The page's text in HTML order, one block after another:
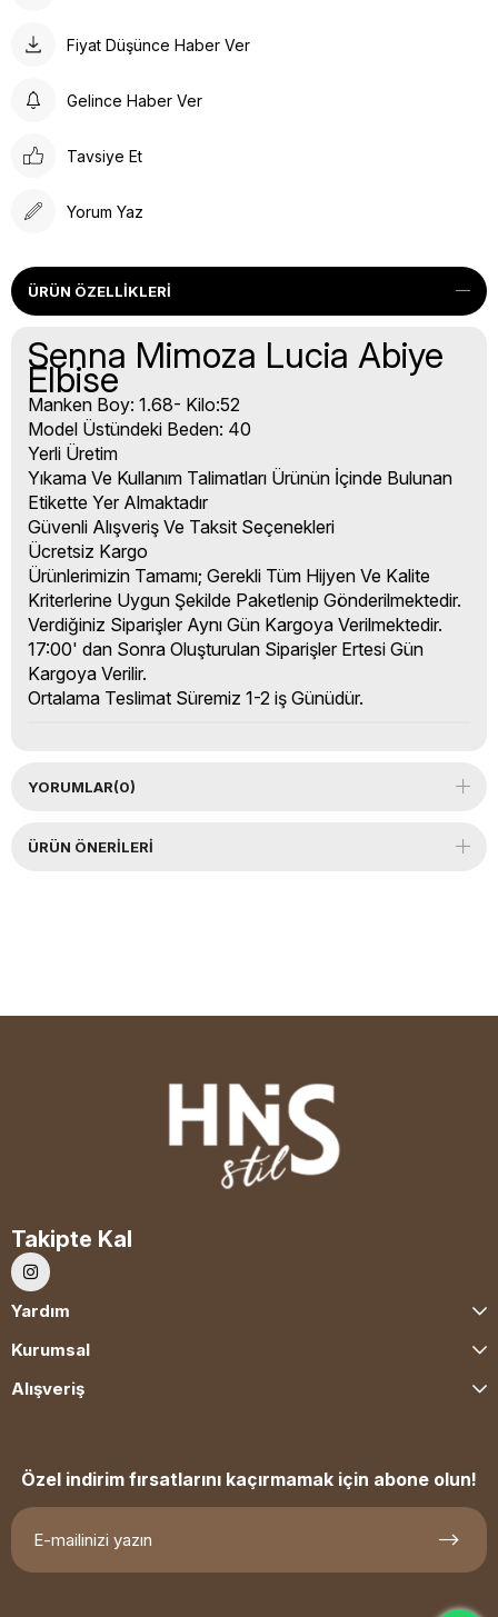
Fiyat Düşünce Haber Ver
Gelince Haber Ver
Tavsiye Et
Yorum Yaz
ÜRÜN ÖZELLIKLERI
Senna Mimoza Lucia Abiye
Elbise
Manken Boy: 1.68- Kilo:52
Model Üstündeki Beden: 40
Yerli Üretim
Yıkama Ve Kullanım Talimatları Ürünün İçinde Bulunan
Etikette Yer Almaktadır
Güvenli Alışveriş Ve Taksit Seçenekleri
Ücretsiz Kargo
Ürünlerimizin Tamamı; Gerekli Tüm Hijyen Ve Kalite
Kriterlerine Uygun Şekilde Paketlenip Gönderilmektedir.
Verdiğiniz Siparişler Aynı Gün Kargoya Verilmektedir.
17:00' dan Sonra Oluşturulan Siparişler Ertesi Gün
Kargoya Verilir.
Ortalama Teslimat Süremiz 1-2 iş Günüdür.
YORUMLAR(0)
ÜRÜN ÖNERILERI
Takipte Kal
Yardım
Kurumsal
Alışveriş
Özel indirim fırsatlarını kaçırmamak için abone olun!